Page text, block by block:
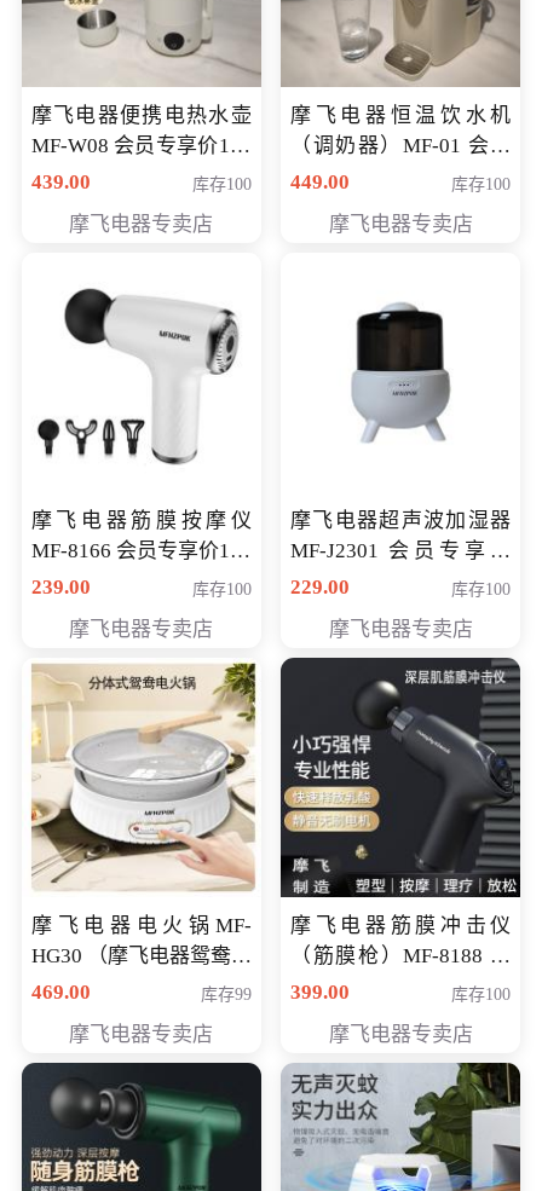
摩飞电器便携电热水壶
MF-W08 会员专享价198
元
439.00 库存100
摩飞电器专卖店
摩飞电器恒温饮水机
（调奶器）MF-01 会员
专享价366元
449.00 库存100
摩飞电器专卖店
摩飞电器筋膜按摩仪
MF-8166 会员专享价168
元
239.00 库存100
摩飞电器专卖店
摩飞电器超声波加湿器
MF-J2301 会员专享价
168元
229.00 库存100
摩飞电器专卖店
摩飞电器电火锅MF-
HG30 （摩飞电器鸳鸯锅
MF-HG30 ） 会员专享价
469.00 库存99
摩飞电器专卖店
摩飞电器筋膜冲击仪
（筋膜枪）MF-8188 会
员专享价268元
399.00 库存100
摩飞电器专卖店